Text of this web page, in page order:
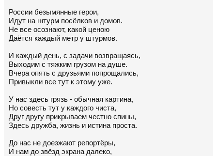
России безымянные герои,
Идут на штурм посёлков и домов.
Не все осознают, какой ценою
Даётся каждый метр у штурмов.
И каждый день, с задачи возвращаясь,
Выходим с тяжким грузом на душе.
Вчера опять с друзьями попрощались,
Привыкли все тут к этому уже.
У нас здесь грязь - обычная картина,
Но совесть тут у каждого чиста,
Друг другу прикрываем честно спины,
Здесь дружба, жизнь и истина проста.
До нас не доезжают репортёры,
И нам до звёзд экрана далеко,